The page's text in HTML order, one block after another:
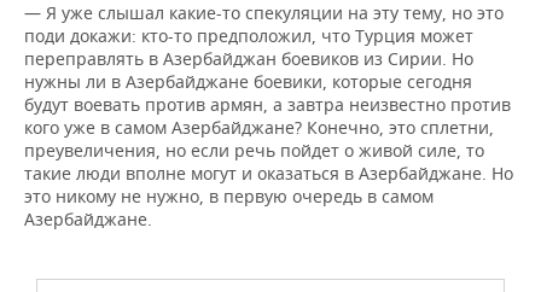
— Я уже слышал какие-то спекуляции на эту тему, но это
поди докажи: кто-то предположил, что Турция может
переправлять в Азербайджан боевиков из Сирии. Но
нужны ли в Азербайджане боевики, которые сегодня
будут воевать против армян, а завтра неизвестно против
кого уже в самом Азербайджане? Конечно, это сплетни,
преувеличения, но если речь пойдет о живой силе, то
такие люди вполне могут и оказаться в Азербайджане. Но
это никому не нужно, в первую очередь в самом
Азербайджане.